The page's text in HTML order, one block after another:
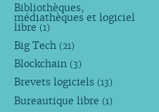
Bibliothèques,
médiathèques et logiciel
libre (1)
Big Tech (21)
Blockchain (3)
Brevets logiciels (13)
Bureautique libre (1)